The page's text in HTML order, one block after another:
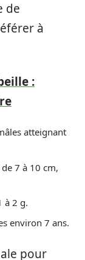
de
à
:
atteignant
7 à 10 cm,
à 2 g.
environ 7 ans.
pour